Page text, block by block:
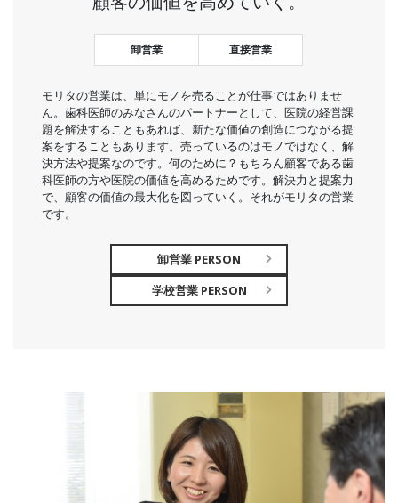
卸営業 直接営業
モリタの営業は、単にモノを売ることが仕事ではありませ
ん。歯科医師のみなさんのパートナーとして、医院の経営課
題を解決することもあれば、新たな価値の創造につながる提
案をすることもあります。売っているのはモノではなく、解
決方法や提案なのです。何のために？もちろん顧客である歯
科医師の方や医院の価値を高めるためです。解決力と提案力
で、顧客の価値の最大化を図っていく。それがモリタの営業
です。
卸営業 PERSON
学校営業 PERSON